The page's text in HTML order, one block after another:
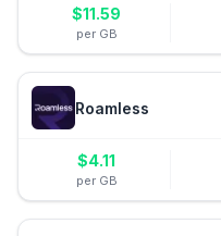
$11.59
per GB
Roamless
$4.11
per GB